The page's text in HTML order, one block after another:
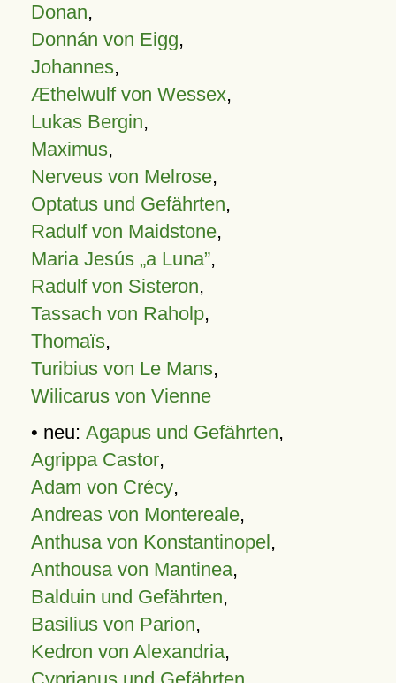
Donan,
Donnán von Eigg,
Johannes,
Æthelwulf von Wessex,
Lukas Bergin,
Maximus,
Nerveus von Melrose,
Optatus und Gefährten,
Radulf von Maidstone,
Maria Jesús „a Luna”,
Radulf von Sisteron,
Tassach von Raholp,
Thomaïs,
Turibius von Le Mans,
Wilicarus von Vienne
• neu: Agapus und Gefährten,
Agrippa Castor,
Adam von Crécy,
Andreas von Montereale,
Anthusa von Konstantinopel,
Anthousa von Mantinea,
Balduin und Gefährten,
Basilius von Parion,
Kedron von Alexandria,